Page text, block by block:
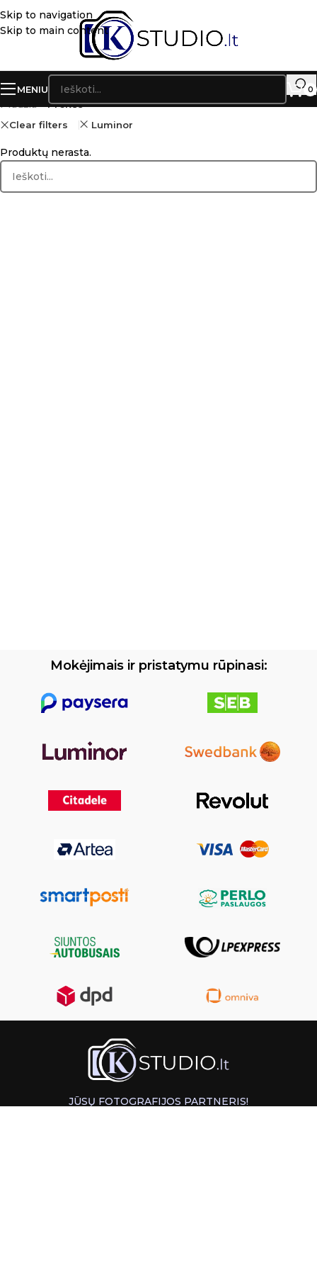
Skip to navigation
Skip to main content
MENIU 0
Pradžia»Prekės
Clear filters Luminor
Produktų nerasta.
Mokėjimais ir pristatymu rūpinasi:
JŪSŲ FOTOGRAFIJOS PARTNERIS!